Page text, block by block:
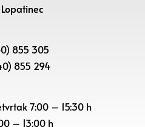
Lopatinec
855 305
855 294
7:00 – 15:30 h
– 13:00 h